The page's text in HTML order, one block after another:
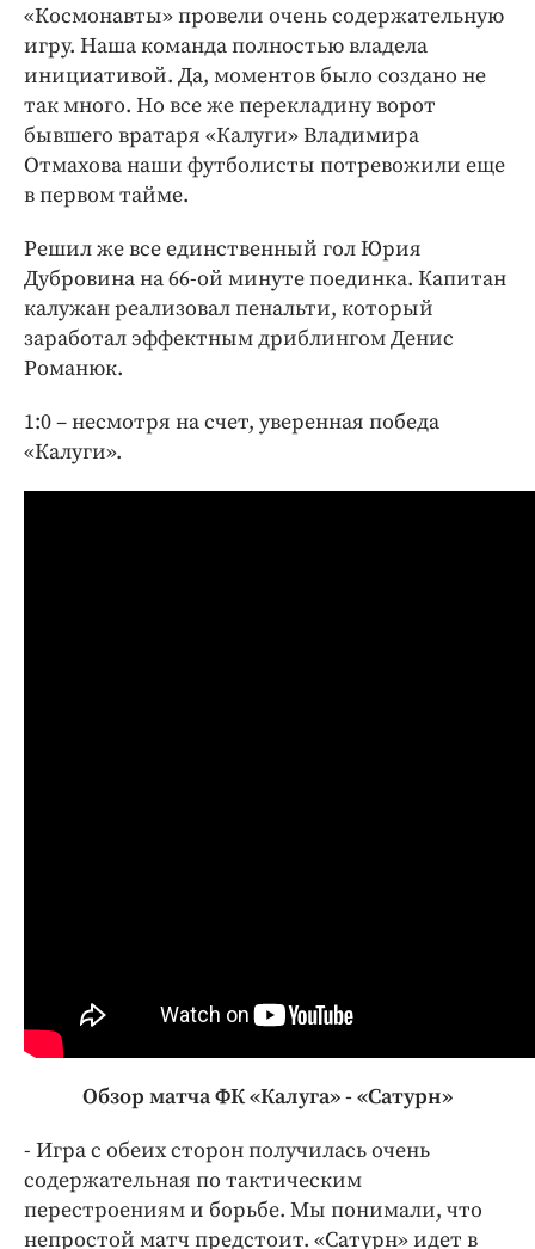
«Космонавты» провели очень содержательную
игру. Наша команда полностью владела
инициативой. Да, моментов было создано не
так много. Но все же перекладину ворот
бывшего вратаря «Калуги» Владимира
Отмахова наши футболисты потревожили еще
в первом тайме.
Решил же все единственный гол Юрия
Дубровина на 66-ой минуте поединка. Капитан
калужан реализовал пенальти, который
заработал эффектным дриблингом Денис
Романюк.
1:0 – несмотря на счет, уверенная победа
«Калуги».
Обзор матча ФК «Калуга» - «Сатурн»
- Игра с обеих сторон получилась очень
содержательная по тактическим
перестроениям и борьбе. Мы понимали, что
непростой матч предстоит. «Сатурн» идет в